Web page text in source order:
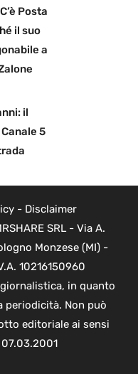
Posta
il suo
a
il
5
- Disclaimer
SRL - Via A.
Monzese (MI) -
10216150960
in quanto
periodicità. Non può
editoriale ai sensi